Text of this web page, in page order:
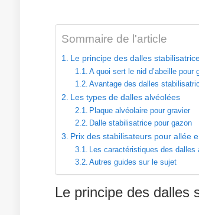
Sommaire de l'article
Le principe des dalles
A quoi sert le nid d’abeille pour
Avantage des dalles
Les types de dalles alvéolées
Plaque alvéolaire pour gravier
Dalle stabilisatrice pour gazon
Prix des stabilisateurs pour allée
Les caractéristiques des dalles
Autres guides sur le sujet
Le principe des dalles